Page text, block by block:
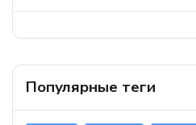
Популярные теги